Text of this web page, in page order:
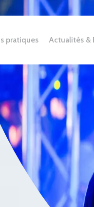
pratiques Actualités &